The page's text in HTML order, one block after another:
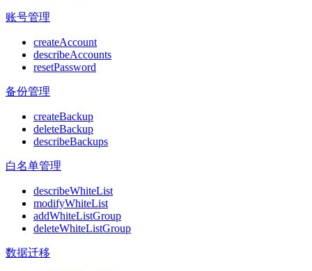
账号管理
createAccount
describeAccounts
resetPassword
备份管理
createBackup
deleteBackup
describeBackups
白名单管理
describeWhiteList
modifyWhiteList
addWhiteListGroup
deleteWhiteListGroup
数据迁移